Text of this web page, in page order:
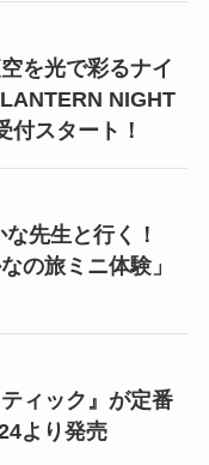
を光で彩るナイ
NIGHT
付スタート！
先生と行く！
の旅ミニ体験」
ィック』が定番
より発売